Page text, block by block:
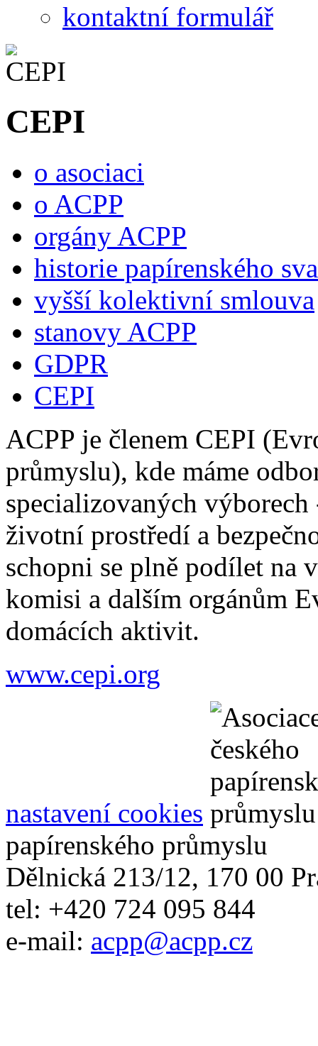
kontaktní formulář
CEPI
o asociaci
o ACPP
orgány ACPP
historie papírenského
vyšší kolektivní smlouva
stanovy ACPP
GDPR
CEPI
ACPP je členem CEPI
průmyslu), kde máme
specializovaných
životní prostředí a
schopni se plně podílet na
komisi a dalším orgánům
domácích aktivit.
www.cepi.org
nastavení cookies
papírenského průmyslu
Dělnická 213/12, 170 00
tel: +420 724 095 844
e-mail: acpp@acpp.cz